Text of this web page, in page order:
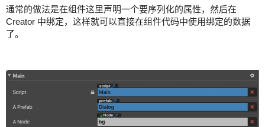
通常的做法是在组件这里声明一个要序列化的属性，然后在
Creator 中绑定，这样就可以直接在组件代码中使用绑定的数据
了。